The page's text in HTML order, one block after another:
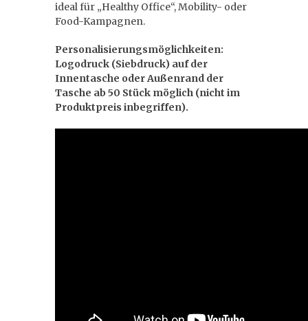
ideal für „Healthy Office“, Mobility- oder
Food-Kampagnen.
Personalisierungsmöglichkeiten:
Logodruck (Siebdruck) auf der
Innentasche oder Außenrand der
Tasche ab 50 Stück möglich (nicht im
Produktpreis inbegriffen).